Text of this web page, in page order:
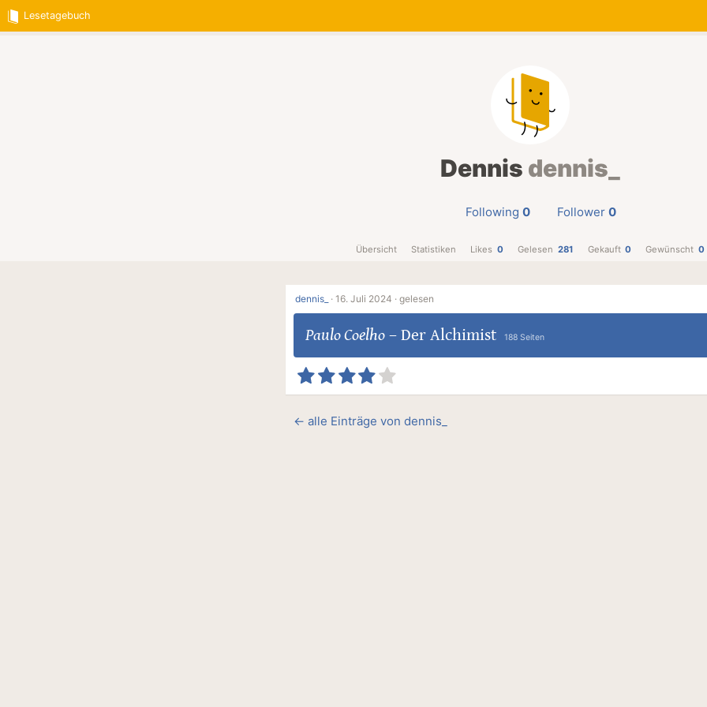
Lesetagebuch
Dennis dennis_
Following 0 Follower 0
Übersicht Statistiken Likes 0 Gelesen 281 Gekauft 0 Gewünscht 0
dennis_ · 16. Juli 2024 · gelesen
Paulo Coelho– Der Alchimist 188 Seiten
← alle Einträge von dennis_